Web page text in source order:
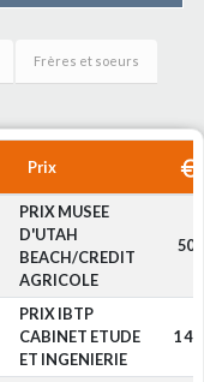
Frères et soeurs
Prix
PRIX MUSEE
D'UTAH
BEACH/CREDIT
AGRICOLE
500
PRIX IBTP
CABINET ETUDE
ET INGENIERIE
1